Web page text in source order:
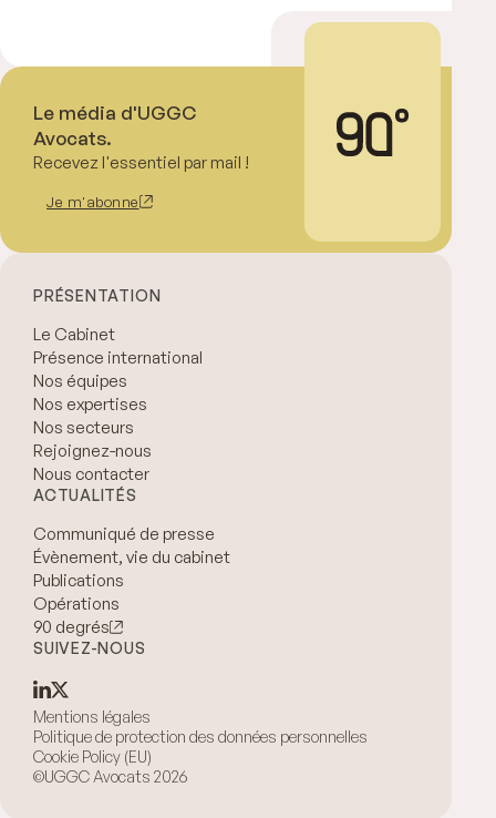
Le média d'UGGC
Avocats.
Recevez l'essentiel par mail !
Je m'abonne
PRÉSENTATION
Le Cabinet
Présence international
Nos équipes
Nos expertises
Nos secteurs
Rejoignez-nous
Nous contacter
ACTUALITÉS
Communiqué de presse
Évènement, vie du cabinet
Publications
Opérations
90 degrés
SUIVEZ-NOUS
Mentions légales
Politique de protection des données personnelles
Cookie Policy (EU)
©UGGC Avocats 2026